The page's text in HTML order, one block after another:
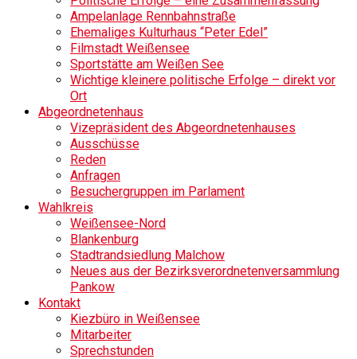
Ampelanlage Rennbahnstraße
Ehemaliges Kulturhaus “Peter Edel”
Filmstadt Weißensee
Sportstätte am Weißen See
Wichtige kleinere politische Erfolge – direkt vor
Ort
Abgeordnetenhaus
Vizepräsident des Abgeordnetenhauses
Ausschüsse
Reden
Anfragen
Besuchergruppen im Parlament
Wahlkreis
Weißensee-Nord
Blankenburg
Stadtrandsiedlung Malchow
Neues aus der Bezirksverordnetenversammlung
Pankow
Kontakt
Kiezbüro in Weißensee
Mitarbeiter
Sprechstunden